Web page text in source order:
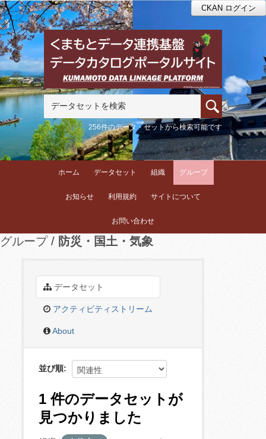
CKAN ログイン
256件のデータ・セットから検索可能です
ホーム データセット 組織 グループ
お知らせ 利用規約 サイトについて
お問い合わせ
グループ 防災・国土・気象
データセット
アクティビティストリーム
About
並び順
1 件のデータセットが
見つかりました